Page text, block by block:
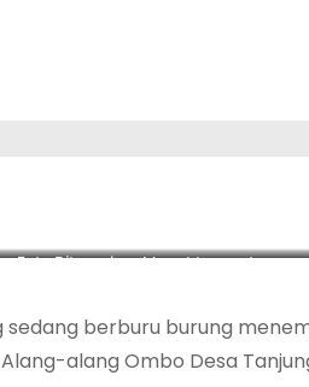
Foto Ditemukan Mayat tergantung
sedang berburu burung
alang Ombo Desa